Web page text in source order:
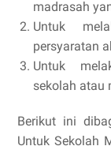
madrasah
Untuk
persyaratan
Untuk
sekolah atau
Berikut ini
Untuk Sekolah